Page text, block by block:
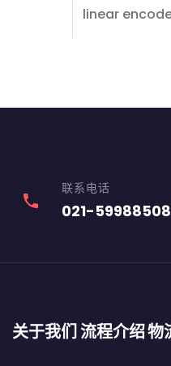
linear
phone
联系电话
021-59988508
关于我们流程介绍物